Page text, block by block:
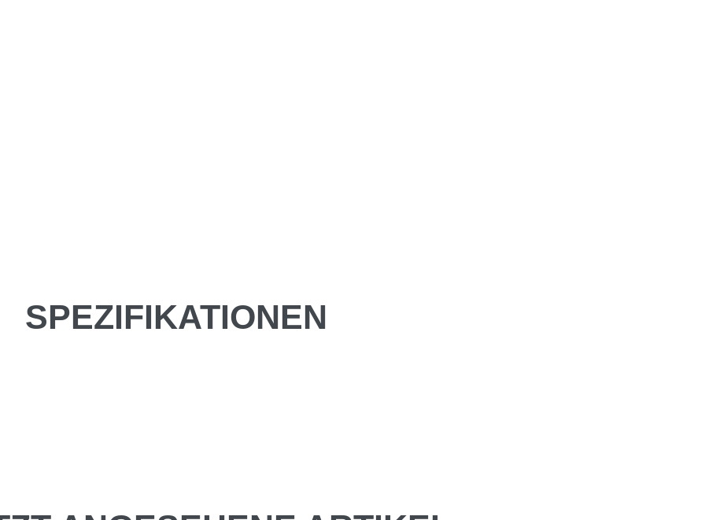
SPEZIFIKATIONEN